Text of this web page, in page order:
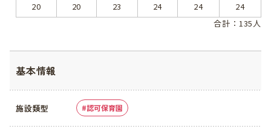
20
20 23 24 24
24
合計：135人
基本情報
施設類型 認可保育園